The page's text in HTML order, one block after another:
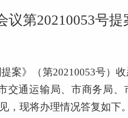
议第20210053号提
案》（第20210053号）
交通运输局、市商务局、
，现将办理情况答复如下。